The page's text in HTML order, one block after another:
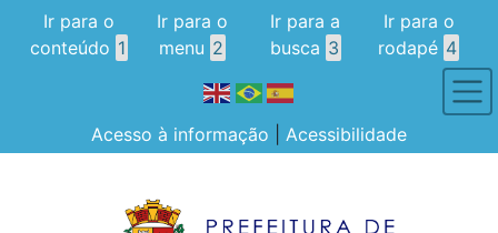
Ir para o
conteúdo 1
Ir para o
menu 2
Ir para a
busca 3
Ir para o
rodapé 4
Acesso à informação Acessibilidade